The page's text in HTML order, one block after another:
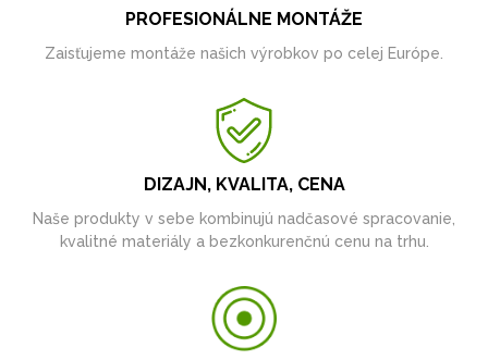
PROFESIONÁLNE MONTÁŽE
Zaisťujeme montáže našich výrobkov po celej Európe.
DIZAJN, KVALITA, CENA
Naše produkty v sebe kombinujú nadčasové spracovanie,
kvalitné materiály a bezkonkurenčnú cenu na trhu.